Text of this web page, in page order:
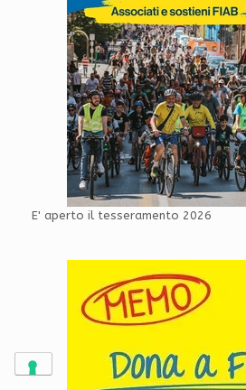
E' aperto il tesseramento 2026